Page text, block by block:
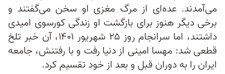
می‌آمدند. عده‌ای از مرگ مغزی او سخن می‌گفتند و
برخی دیگر هنوز برای بازگشت او زندگی کورسوی امیدی
داشتند، اما سرانجام روز ۲۵ شهریور ۱۴۰۱، آن خبر تلخ
قطعی شد: مهسا امینی از دنیا رفت و با رفتنش، جامعه
ایران را به دوران قبل و بعد از خود تقسیم کرد.